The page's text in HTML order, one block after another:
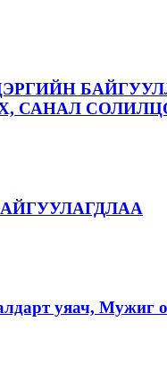
САНАЛ
уяач, Мужиг